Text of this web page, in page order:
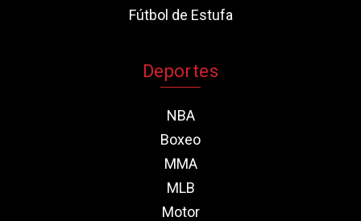
Fútbol de Estufa
Deportes
NBA
Boxeo
MMA
MLB
Motor